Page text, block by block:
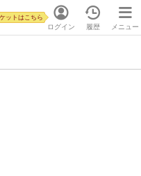
ログイン
ットはこちら
履歴 メニュー